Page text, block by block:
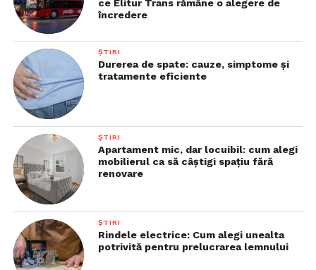
ce Elitur Trans rămâne o alegere de
încredere
ȘTIRI
Durerea de spate: cauze, simptome și
tratamente eficiente
ȘTIRI
Apartament mic, dar locuibil: cum alegi
mobilierul ca să câștigi spațiu fără
renovare
ȘTIRI
Rindele electrice: Cum alegi unealta
potrivită pentru prelucrarea lemnului